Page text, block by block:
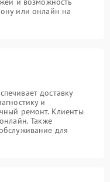
или онлайн на
доставку
и
ремонт. Клиенты
Также
для